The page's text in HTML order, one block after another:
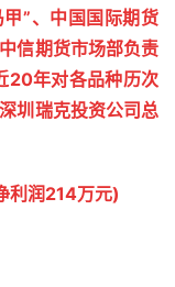
”、中国国际期货
信期货市场部负责
20年对各品种历次
圳瑞克投资公司总
利润214万元)